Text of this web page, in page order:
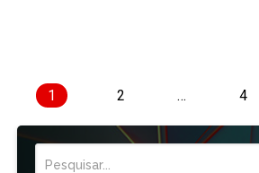
1 2 … 4